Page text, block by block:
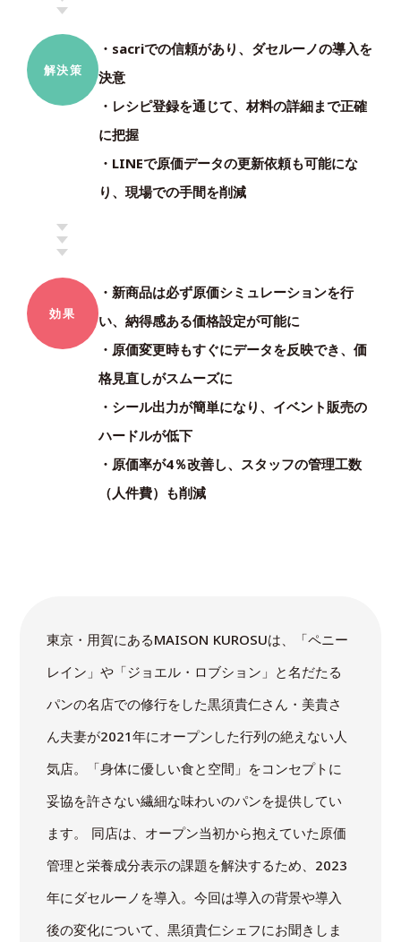
解決策
・sacriでの信頼があり、ダセルーノの導入を
決意
・レシピ登録を通じて、材料の詳細まで正確
に把握
・LINEで原価データの更新依頼も可能にな
り、現場での手間を削減
効果
・新商品は必ず原価シミュレーションを行
い、納得感ある価格設定が可能に
・原価変更時もすぐにデータを反映でき、価
格見直しがスムーズに
・シール出力が簡単になり、イベント販売の
ハードルが低下
・原価率が4％改善し、スタッフの管理工数
（人件費）も削減
東京・用賀にあるMAISON KUROSUは、「ペニー
レイン」や「ジョエル・ロブション」と名だたる
パンの名店での修行をした黒須貴仁さん・美貴さ
ん夫妻が2021年にオープンした行列の絶えない人
気店。「身体に優しい食と空間」をコンセプトに
妥協を許さない繊細な味わいのパンを提供してい
ます。 同店は、オープン当初から抱えていた原価
管理と栄養成分表示の課題を解決するため、2023
年にダセルーノを導入。今回は導入の背景や導入
後の変化について、黒須貴仁シェフにお聞きしま